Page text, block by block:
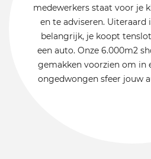
medewerkers staat voor je
en te adviseren. Uiteraard
belangrijk, je koopt
een auto. Onze 6.000m2
gemakken voorzien om in
ongedwongen sfeer jouw